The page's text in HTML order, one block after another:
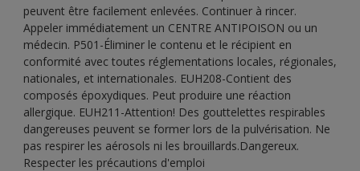
peuvent être facilement enlevées. Continuer à rincer.
Appeler immédiatement un CENTRE ANTIPOISON ou un
médecin. P501-Éliminer le contenu et le récipient en
conformité avec toutes réglementations locales, régionales,
nationales, et internationales. EUH208-Contient des
composés époxydiques. Peut produire une réaction
allergique. EUH211-Attention! Des gouttelettes respirables
dangereuses peuvent se former lors de la pulvérisation. Ne
pas respirer les aérosols ni les brouillards.Dangereux.
Respecter les précautions d'emploi